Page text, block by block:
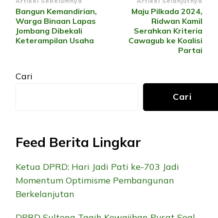
Navigasi
Artikel
Bangun Kemandirian,
Warga Binaan Lapas
Jombang Dibekali
Keterampilan Usaha
Maju Pilkada 2024,
Ridwan Kamil
Serahkan Kriteria
Cawagub ke Koalisi
Partai
Cari
Cari
Feed Berita Lingkar
Ketua DPRD: Hari Jadi Pati ke-703 Jadi
Momentum Optimisme Pembangunan
Berkelanjutan